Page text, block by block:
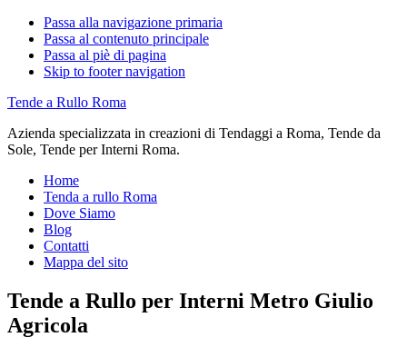
Passa alla navigazione primaria
Passa al contenuto principale
Passa al piè di pagina
Skip to footer navigation
Tende a Rullo Roma
Azienda specializzata in creazioni di Tendaggi a Roma, Tende da
Sole, Tende per Interni Roma.
Home
Tenda a rullo Roma
Dove Siamo
Blog
Contatti
Mappa del sito
Tende a Rullo per Interni Metro Giulio
Agricola